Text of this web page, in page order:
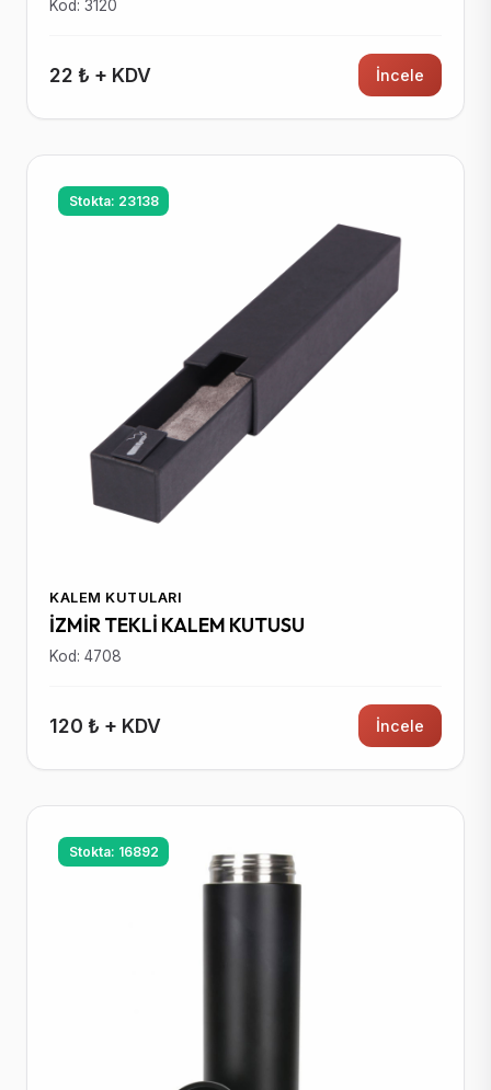
Kod: 3120
22 ₺ + KDV İncele
Stokta: 23138
KALEM KUTULARI
İZMİR TEKLİ KALEM KUTUSU
Kod: 4708
120 ₺ + KDV İncele
Stokta: 16892